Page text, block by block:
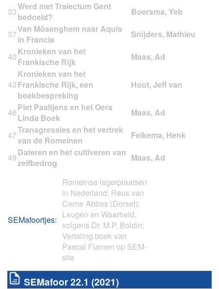
33Werd met Traiectum Gent
bedoeld?
37Van Mösenghem naar Aquis
in Francia
40Kronieken van het
Frankische Rijk
43
Kronieken van het
Frankische Rijk, een
boekbespreking
46Piet Paaltjens en het Oera
Linda Boek
47Transgressies en het vertrek
van de Romeinen
49Dateren en het cultiveren van
zelfbedrog
SEMafoortjes:
Romeinse legerplaatsen
in Nederland; Reus van
Cerne Abbas (Dorset);
Leugen en Waarheid,
volgens Dr. M.P. Boidin;
Vertaling boek van
Pascal Flamen op SEM-
site
SEMafoor 22.1 (2021)